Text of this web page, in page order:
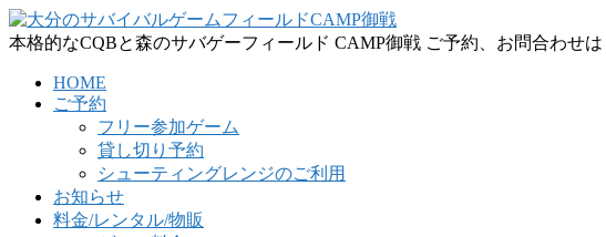
本格的なCQBと森のサバゲーフィールド CAMP御戦 ご予約、お問合わせは
HOME
ご予約
フリー参加ゲーム
貸し切り予約
シューティングレンジのご利用
お知らせ
料金/レンタル/物販